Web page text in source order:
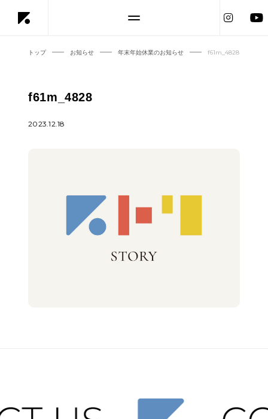
トップ お知らせ 年末年始休業のお知らせ f61m_4828
f61m_4828
2023.12.18